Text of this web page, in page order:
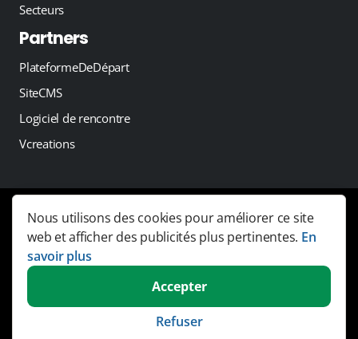
Secteurs
Partners
PlateformeDeDépart
SiteCMS
Logiciel de rencontre
Vcreations
Copyright 2026 -
JobSaaS - Job board software
Déclaration de confidentialité
Faire réaliser un site web
Nous utilisons des cookies pour améliorer ce site
web et afficher des publicités plus pertinentes. En
savoir plus
Accepter
Refuser